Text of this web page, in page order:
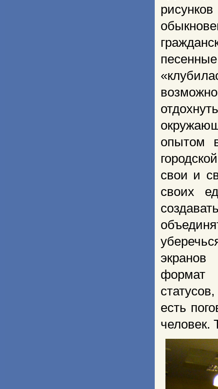
опытом
свои и
своих
формат
есть
человек.